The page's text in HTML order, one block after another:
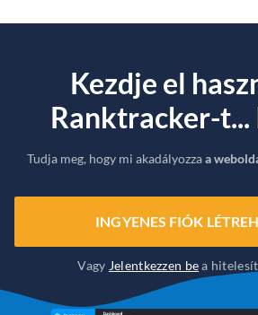
Kezdje el
Ranktracker-t...
Tudja meg, hogy mi akadályozzaa
INGYENES FIÓK
Vagy Jelentkezzen bea